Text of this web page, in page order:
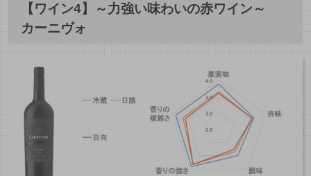
【ワイン4】～力強い味わいの赤ワイン～
カーニヴォ